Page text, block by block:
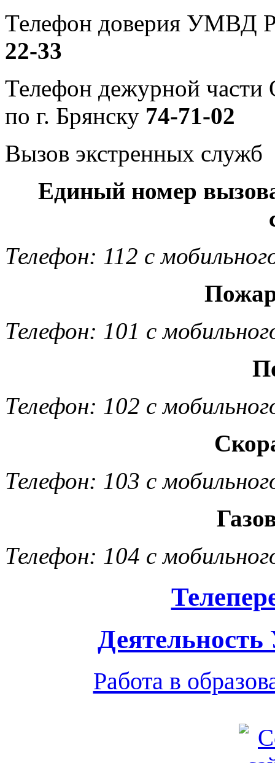
Телефон доверия УМВД
22-33
Телефон дежурной
по г. Брянску 74-71-02
Вызов экстренных служб
Единый номер
Телефон: 112 с
Телефон: 101 с
Телефон: 102 с
Телефон: 103 с
Телефон: 104 с
Работа в